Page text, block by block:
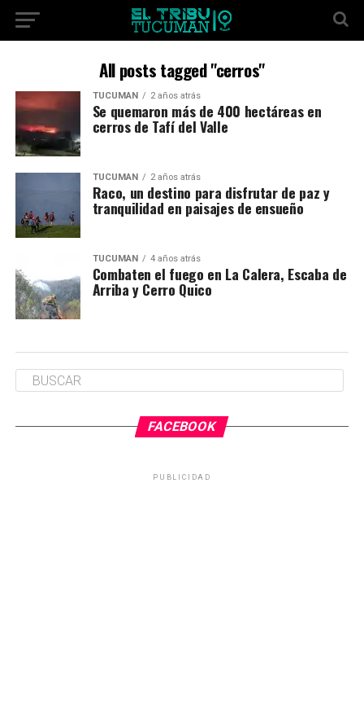
All posts tagged "cerros"
TUCUMÁN 2 años atrás
Se quemaron más de 400 hectáreas en
cerros de Tafí del Valle
TUCUMÁN 2 años atrás
Raco, un destino para disfrutar de paz y
tranquilidad en paisajes de ensueño
TUCUMÁN 4 años atrás
Combaten el fuego en La Calera, Escaba de
Arriba y Cerro Quico
FACEBOOK
PUBLICIDAD